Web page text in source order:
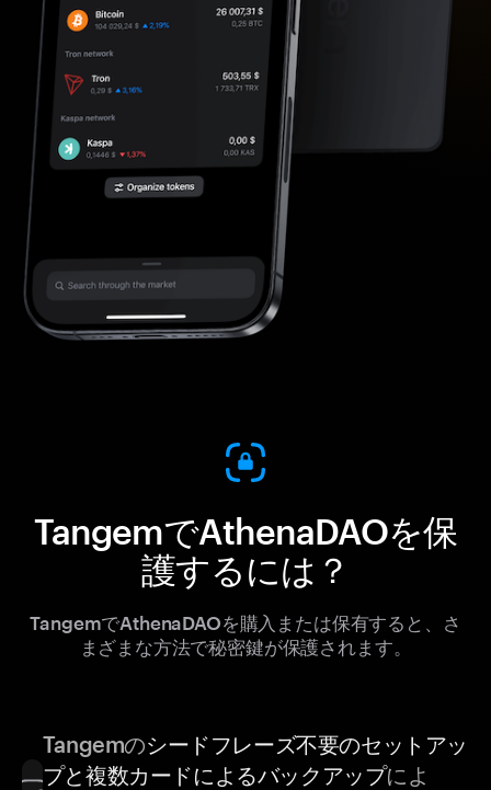
TangemでAthenaDAOを保
護するには？
TangemでAthenaDAOを購入または保有すると、さ
まざまな方法で秘密鍵が保護されます。
Tangemのシードフレーズ不要のセットアッ
プと複数カードによるバックアップによ